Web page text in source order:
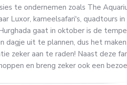
te ondernemen zoals The
Luxor, kameelsafari's, quadtours
gaat in oktober is de
dagje uit te plannen, dus het
zeker aan te raden! Naast deze
en breng zeker ook een